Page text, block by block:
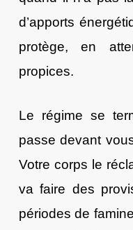
d’apports
protège, en
propices.
Le régime se
passe devant
Votre corps le
va faire des
périodes de